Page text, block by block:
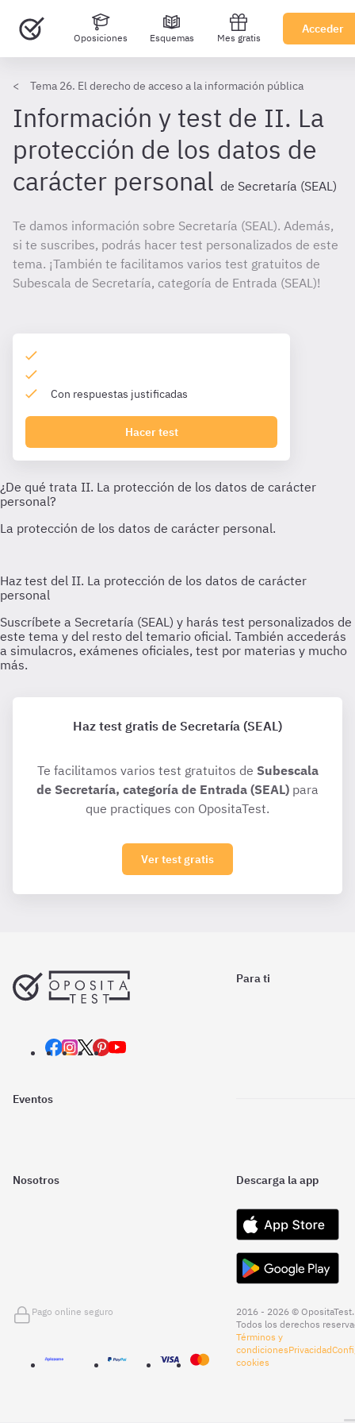
Oposiciones Esquemas Mes gratis
Acceder
Tema 26. El derecho de acceso a la información pública
Información y test de II. La
protección de los datos de
carácter personal de Secretaría (SEAL)
Te damos información sobre Secretaría (SEAL). Además,
si te suscribes, podrás hacer test personalizados de este
tema. ¡También te facilitamos varios test gratuitos de
Subescala de Secretaría, categoría de Entrada (SEAL)!
Con respuestas justificadas
Hacer test
Haz test gratis de Secretaría (SEAL)
Te facilitamos varios test gratuitos de Subescala
de Secretaría, categoría de Entrada (SEAL) para
que practiques con OpositaTest.
Ver test gratis
Para ti
Eventos
Nosotros Descarga la app
Pago online seguro
2016 - 2026 © OpositaTest.
Todos los derechos
Términos y
condicionesPrivacidad
cookies